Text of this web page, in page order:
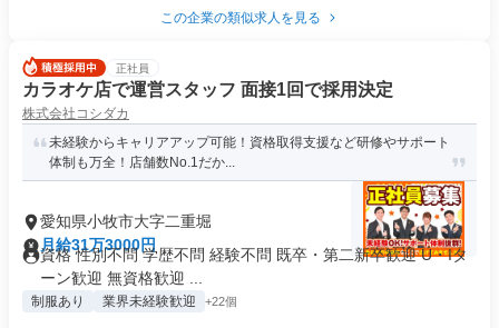
この企業の類似求人を見る
正社員
カラオケ店で運営スタッフ 面接1回で採用決定
株式会社コシダカ
未経験からキャリアアップ可能！資格取得支援など研修やサポート
体制も万全！店舗数No.1だか...
愛知県小牧市大字二重堀
月給31万3000円
資格 性別不問 学歴不問 経験不問 既卒・第二新卒歓迎 U・Iタ
ーン歓迎 無資格歓迎 ...
制服あり 業界未経験歓迎 +22個